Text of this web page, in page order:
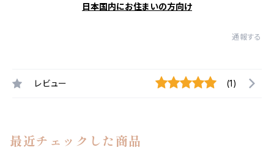
日本国内にお住まいの方向け
通報する
レビュー (1)
最近チェックした商品